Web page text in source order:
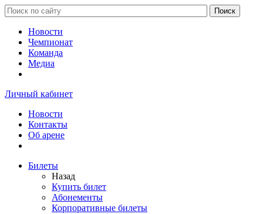
Новости
Чемпионат
Команда
Медиа
Личный кабинет
Новости
Контакты
Об арене
Билеты
Назад
Купить билет
Абонементы
Корпоративные билеты